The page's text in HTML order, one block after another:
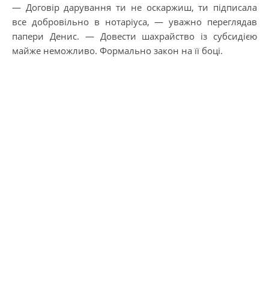
— Договір дарування ти не оскаржиш, ти підписала
все добровільно в нотаріуса, — уважно переглядав
папери Денис. — Довести шахрайство із субсидією
майже неможливо. Формально закон на її боці.